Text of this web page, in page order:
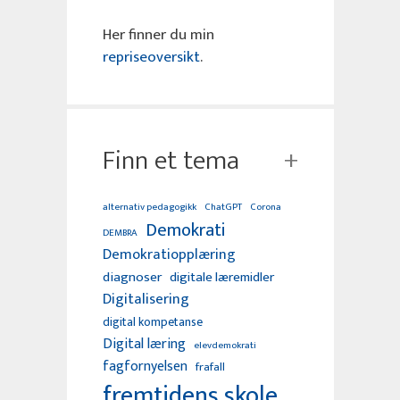
Her finner du min
repriseoversikt.
Finn et tema
alternativ pedagogikk ChatGPT Corona
DEMBRA Demokrati
Demokratiopplæring
diagnoser digitale læremidler
Digitalisering
digital kompetanse
Digital læring elevdemokrati
fagfornyelsen frafall